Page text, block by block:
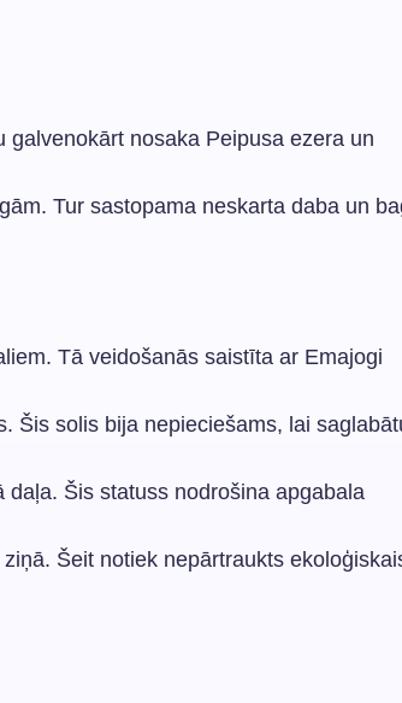
nosaka Peipusa ezera un
Tur sastopama neskarta daba un
Tā veidošanās saistīta ar Emajogi
Šis solis bija nepieciešams, lai
Šis statuss nodrošina apgabala
Šeit notiek nepārtraukts